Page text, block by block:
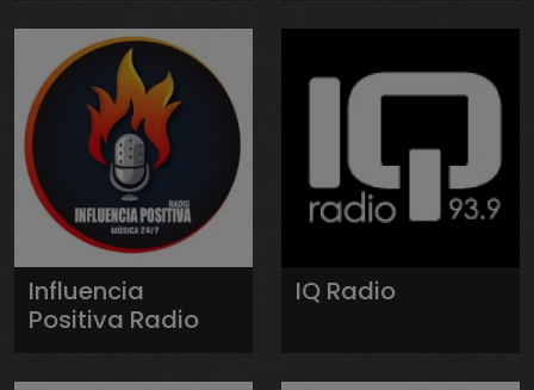
Influencia
Positiva Radio
IQ Radio